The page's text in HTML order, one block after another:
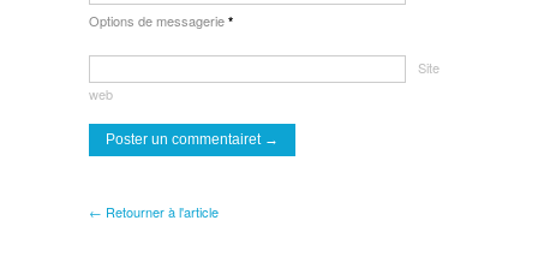
Options de messagerie *
Site
web
← Retourner à l'article